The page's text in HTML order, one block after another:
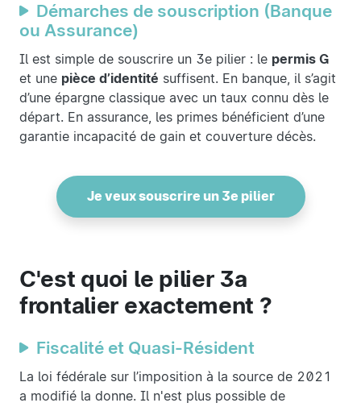
Démarches de souscription (Banque
ou Assurance)
Il est simple de souscrire un 3e pilier : le permis G
et une pièce d’identité suffisent. En banque, il s’agit
d’une épargne classique avec un taux connu dès le
départ. En assurance, les primes bénéficient d’une
garantie incapacité de gain et couverture décès.
Je veux souscrire un 3e pilier
C'est quoi le pilier 3a
frontalier exactement ?
Fiscalité et Quasi-Résident
La loi fédérale sur l’imposition à la source de 2021
a modifié la donne. Il n'est plus possible de